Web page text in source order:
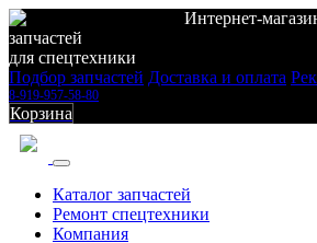
Интернет-
запчастей
для спецтехники
Подбор запчастей Доставка и оплата
8-919-957-58-80
Корзина
Каталог запчастей
Ремонт спецтехники
Компания